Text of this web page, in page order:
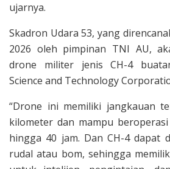
ujarnya.
Skadron Udara 53, yang
2026 oleh pimpinan TNI AU,
drone militer jenis CH-4
Science and Technology
“Drone ini memiliki jangkauan
kilometer dan mampu
hingga 40 jam. Dan CH-4 dapat
rudal atau bom, sehingga